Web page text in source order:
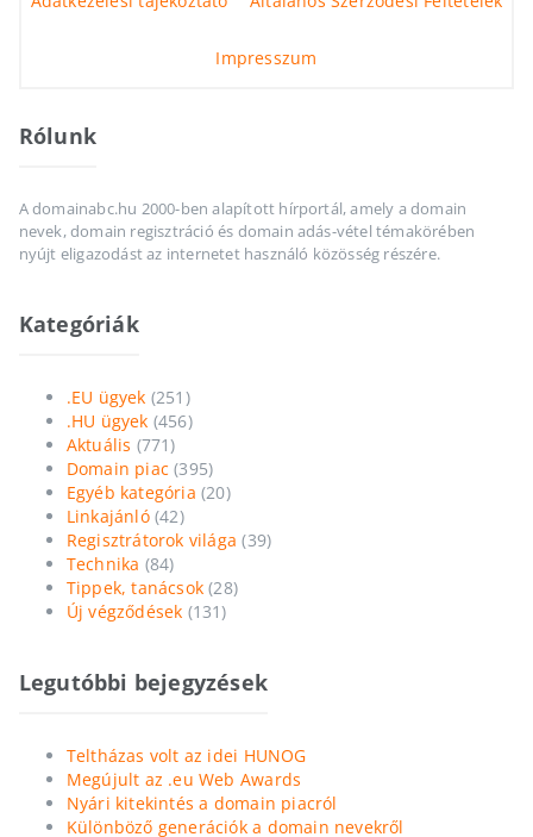
Impresszum
Rólunk
A domainabc.hu 2000-ben alapított hírportál, amely a domain
nevek, domain regisztráció és domain adás-vétel témakörében
nyújt eligazodást az internetet használó közösség részére.
Kategóriák
.EU ügyek (251)
.HU ügyek (456)
Aktuális (771)
Domain piac (395)
Egyéb kategória (20)
Linkajánló(42)
Regisztrátorok világa (39)
Technika (84)
Tippek, tanácsok (28)
Új végződések (131)
Legutóbbi bejegyzések
Teltházas volt az idei HUNOG
Megújult az .eu Web Awards
Nyári kitekintés a domain piacról
Különböző generációk a domain nevekről